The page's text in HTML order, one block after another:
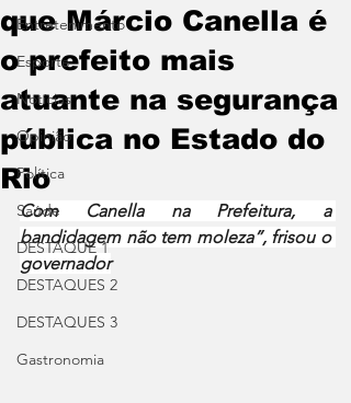
Entretenimento
Esporte
Notícias
Opinião
Política
Saúde
DESTAQUE 1
DESTAQUES 2
DESTAQUES 3
Gastronomia
que Márcio Canella é
o prefeito mais
atuante na segurança
pública no Estado do
Rio
Com Canella na Prefeitura, a
bandidagem não tem moleza”, frisou o
governador